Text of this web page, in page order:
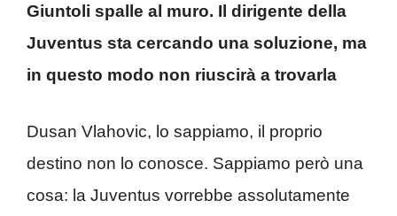
Giuntoli spalle al muro. Il dirigente della
Juventus sta cercando una soluzione, ma
in questo modo non riuscirà a trovarla
Dusan Vlahovic, lo sappiamo, il proprio
destino non lo conosce. Sappiamo però una
cosa: la Juventus vorrebbe assolutamente